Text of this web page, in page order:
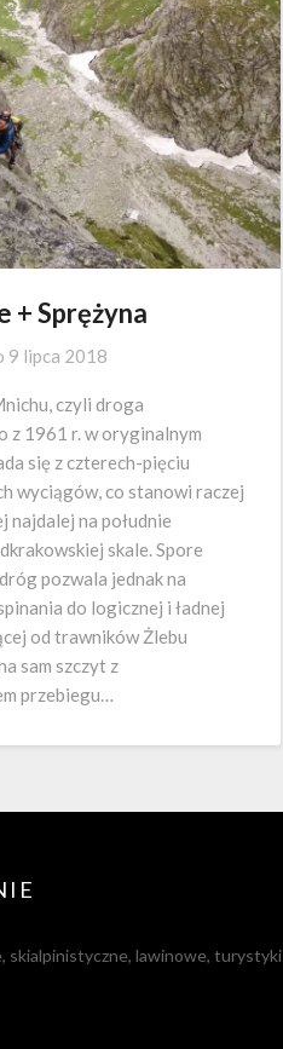
+ Sprężyna
9 lipca 2018
czyli droga
z 1961 r. w oryginalnym
się z czterech-pięciu
wyciągów, co stanowi raczej
najdalej na południe
skale. Spore
pozwala jednak na
do logicznej i ładnej
od trawników Żlebu
sam szczyt z
przebiegu…
skialpinistyczne, lawinowe, turystyki